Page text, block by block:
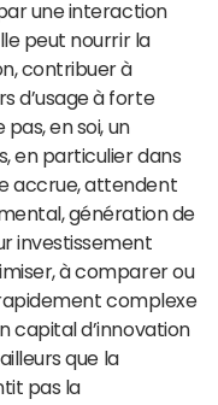
une interaction
peut nourrir la
contribuer à
d’usage à forte
en soi, un
en particulier dans
accrue, attendent
génération de
investissement
à comparer ou
complexe
capital d’innovation
que la
pas la